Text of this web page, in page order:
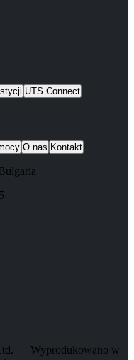
UTS Connect
O nas Kontakt
— Wyprodukowano w